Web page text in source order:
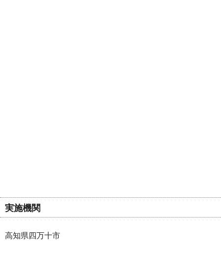
実施機関
高知県四万十市